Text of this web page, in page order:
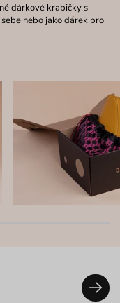
dárkové krabičky s
nebo jako dárek pro